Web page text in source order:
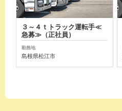
３～４ｔトラック運転手≪
急募≫（正社員）
勤務地
島根県松江市